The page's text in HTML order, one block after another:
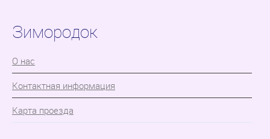
Зимородок
О нас
Контактная информация
Карта проезда